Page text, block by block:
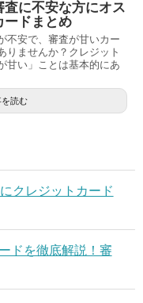
に不安な方にオス
ードまとめ
不安で、審査が甘いカー
りませんか？クレジット
甘い」ことは基本的にあ
読む
クレジットカード
ドを徹底解説！審